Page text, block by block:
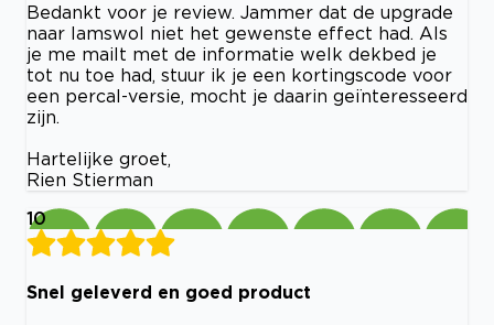
Bedankt voor je review. Jammer dat de upgrade
naar lamswol niet het gewenste effect had. Als
je me mailt met de informatie welk dekbed je
tot nu toe had, stuur ik je een kortingscode voor
een percal-versie, mocht je daarin geïnteresseerd
zijn.
Hartelijke groet,
Rien Stierman
10
Snel geleverd en goed product